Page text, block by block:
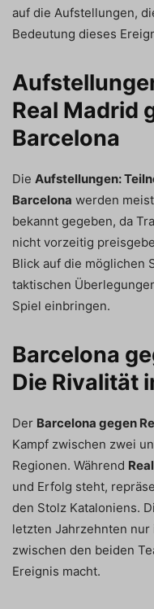
auf die Aufstellungen,
Bedeutung dieses
Real Madrid
Barcelona
Die Aufstellungen:
Barcelona werden
bekannt gegeben, da
nicht vorzeitig
Blick auf die möglichen
taktischen
Spiel einbringen.
Barcelona
Die Rivalität
Der Barcelona gegen
Kampf zwischen zwei
Regionen. Während
und Erfolg steht,
den Stolz Kataloniens.
letzten Jahrzehnten
zwischen den beiden
Ereignis macht.